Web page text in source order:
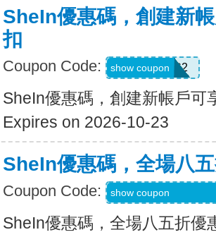
SheIn優惠碼，創建新
扣
Coupon Code: SWHC2
show coupon
SheIn優惠碼，創建新帳戶可
Expires on 2026-10-23
SheIn優惠碼，全場八
Coupon Code: show coupon
SheIn優惠碼，全場八五折優